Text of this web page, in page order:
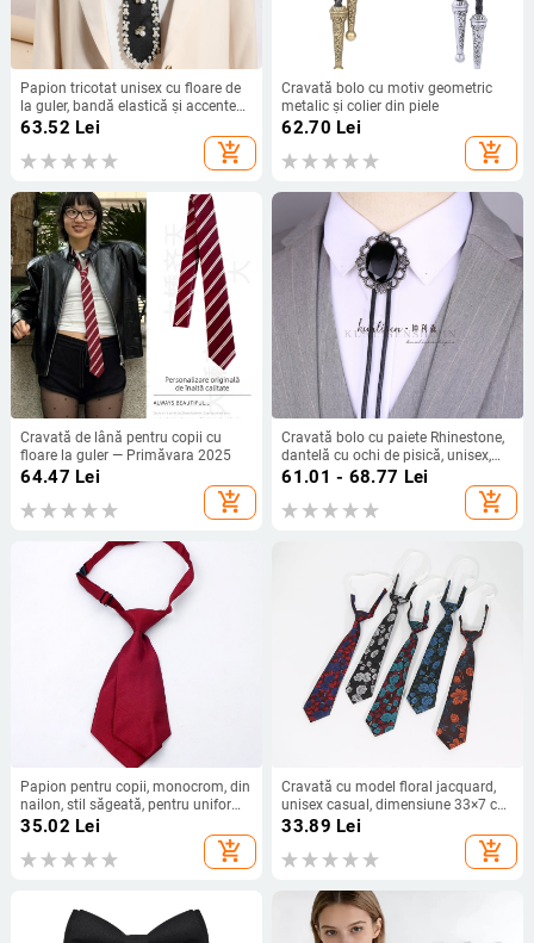
Papion tricotat unisex cu floare de
la guler, bandă elastică și accente
cu diamante
63.52 Lei
add_shopping_cart
Cravată bolo cu motiv geometric
metalic și colier din piele
62.70 Lei
add_shopping_cart
Cravată de lână pentru copii cu
floare la guler — Primăvara 2025
64.47 Lei
add_shopping_cart
Cravată bolo cu paiete Rhinestone,
dantelă cu ochi de pisică, unisex,
cap plat, model geometric romb
61.01 - 68.77 Lei
add_shopping_cart
Papion pentru copii, monocrom, din
nailon, stil săgeată, pentru uniforme
școlare
35.02 Lei
add_shopping_cart
Cravată cu model floral jacquard,
unisex casual, dimensiune 33×7 cm,
lățime obișnuită, material: fire de
poliester, țesătură jacquard, formă
floare.
33.89 Lei
add_shopping_cart